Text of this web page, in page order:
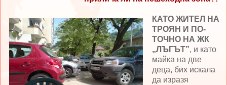
КАТО ЖИТЕЛ НА
ТРОЯН И ПО-
ТОЧНО НА ЖК
„ЛЪГЪТ”, и като
майка на две
деца, бих искала
да изразя